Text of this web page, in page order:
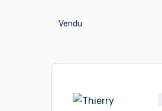
Vendu